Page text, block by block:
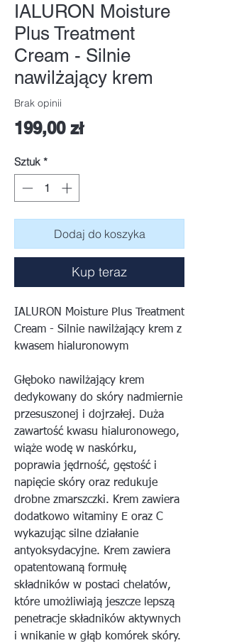
IALURON Moisture
Plus Treatment
Cream - Silnie
nawilżający krem
Brak opinii
199,00 złCena
Sztuk *
Dodaj do koszyka
Kup teraz
IALURON Moisture Plus Treatment
Cream - Silnie nawilżający krem z
kwasem hialuronowym
Głęboko nawilżający krem
dedykowany do skóry nadmiernie
przesuszonej i dojrzałej. Duża
zawartość kwasu hialuronowego,
wiąże wodę w naskórku,
poprawia jędrność, gęstość i
napięcie skóry oraz redukuje
drobne zmarszczki. Krem zawiera
dodatkowo witaminy E oraz C
wykazując silne działanie
antyoksydacyjne. Krem zawiera
opatentowaną formułę
składników w postaci chelatów,
które umożliwiają jeszcze lepszą
penetracje składników aktywnych
i wnikanie w głąb komórek skóry.